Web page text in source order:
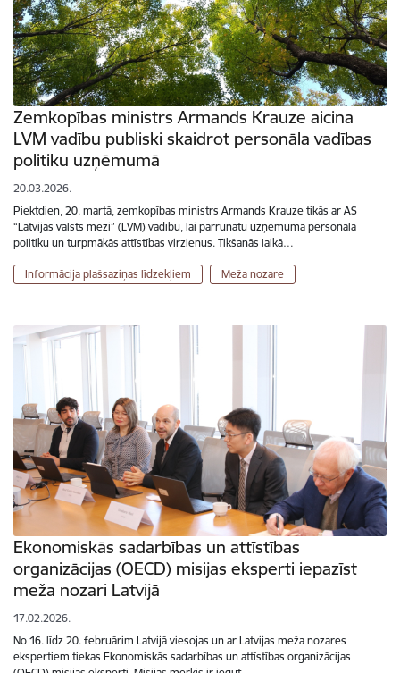
Zemkopības ministrs Armands Krauze aicina
LVM vadību publiski skaidrot personāla vadības
politiku uzņēmumā
20.03.2026.
Piektdien, 20. martā, zemkopības ministrs Armands Krauze tikās ar AS
“Latvijas valsts meži” (LVM) vadību, lai pārrunātu uzņēmuma personāla
politiku un turpmākās attīstības virzienus. Tikšanās laikā…
Informācija plašsaziņas līdzekļiem Meža nozare
Ekonomiskās sadarbības un attīstības
organizācijas (OECD) misijas eksperti iepazīst
meža nozari Latvijā
17.02.2026.
No 16. līdz 20. februārim Latvijā viesojas un ar Latvijas meža nozares
ekspertiem tiekas Ekonomiskās sadarbības un attīstības organizācijas